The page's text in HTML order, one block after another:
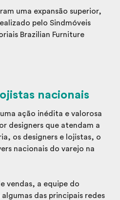
uma expansão superior,
pelo Sindmóveis
Brazilian Furniture
nacionais
ação inédita e valorosa
designers que atendam a
os designers e lojistas, o
nacionais do varejo na
vendas, a equipe do
das principais redes